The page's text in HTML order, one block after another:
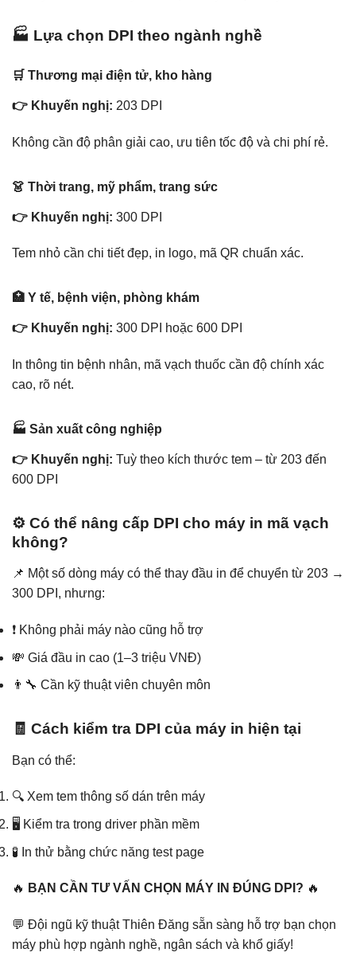
🏭 Lựa chọn DPI theo ngành nghề
🛒 Thương mại điện tử, kho hàng
👉 Khuyến nghị: 203 DPI
Không cần độ phân giải cao, ưu tiên tốc độ và chi phí rẻ.
👗 Thời trang, mỹ phẩm, trang sức
👉 Khuyến nghị: 300 DPI
Tem nhỏ cần chi tiết đẹp, in logo, mã QR chuẩn xác.
🏥 Y tế, bệnh viện, phòng khám
👉 Khuyến nghị: 300 DPI hoặc 600 DPI
In thông tin bệnh nhân, mã vạch thuốc cần độ chính xác
cao, rõ nét.
🏭 Sản xuất công nghiệp
👉 Khuyến nghị: Tuỳ theo kích thước tem – từ 203 đến
600 DPI
⚙️ Có thể nâng cấp DPI cho máy in mã vạch
không?
📌 Một số dòng máy có thể thay đầu in để chuyển từ 203 →
300 DPI, nhưng:
❗ Không phải máy nào cũng hỗ trợ
💸 Giá đầu in cao (1–3 triệu VNĐ)
👨‍🔧 Cần kỹ thuật viên chuyên môn
🧾 Cách kiểm tra DPI của máy in hiện tại
Bạn có thể:
🔍 Xem tem thông số dán trên máy
🖥️ Kiểm tra trong driver phần mềm
🧪 In thử bằng chức năng test page
🔥 BẠN CẦN TƯ VẤN CHỌN MÁY IN ĐÚNG DPI? 🔥
💬 Đội ngũ kỹ thuật Thiên Đăng sẵn sàng hỗ trợ bạn chọn
máy phù hợp ngành nghề, ngân sách và khổ giấy!